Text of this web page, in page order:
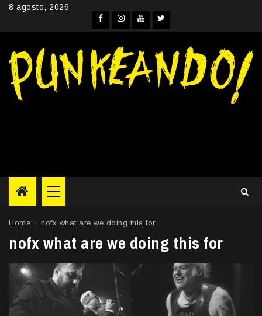
Skip8 agosto, 2026
Facebook
Instagram
YouTube
Twitter
Primary
Menu
Home nofx what are we doing this for
nofx what are we doing this for